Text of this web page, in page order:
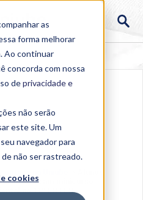
as
forma melhorar
Ao continuar
concorda com nossa
deprivacidade e
não serão
este site. Um
navegador para
não ser rastreado.
cookiesderam minicurso
no 11º ENTEC